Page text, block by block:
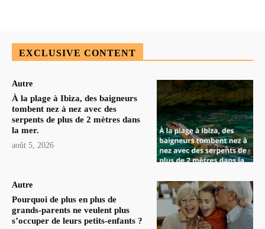
EXCLUSIVE CONTENT
Autre
À la plage à Ibiza, des baigneurs
tombent nez à nez avec des
serpents de plus de 2 mètres dans
la mer.
août 5, 2026
Autre
Pourquoi de plus en plus de
grands-parents ne veulent plus
s’occuper de leurs petits-enfants ?